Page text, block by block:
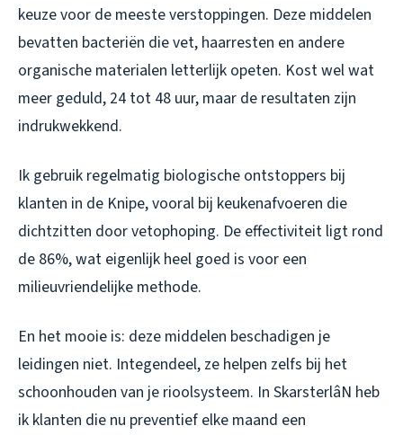
keuze voor de meeste verstoppingen. Deze middelen
bevatten bacteriën die vet, haarresten en andere
organische materialen letterlijk opeten. Kost wel wat
meer geduld, 24 tot 48 uur, maar de resultaten zijn
indrukwekkend.
Ik gebruik regelmatig biologische ontstoppers bij
klanten in de Knipe, vooral bij keukenafvoeren die
dichtzitten door vetophoping. De effectiviteit ligt rond
de 86%, wat eigenlijk heel goed is voor een
milieuvriendelijke methode.
En het mooie is: deze middelen beschadigen je
leidingen niet. Integendeel, ze helpen zelfs bij het
schoonhouden van je rioolsysteem. In SkarsterlâN heb
ik klanten die nu preventief elke maand een